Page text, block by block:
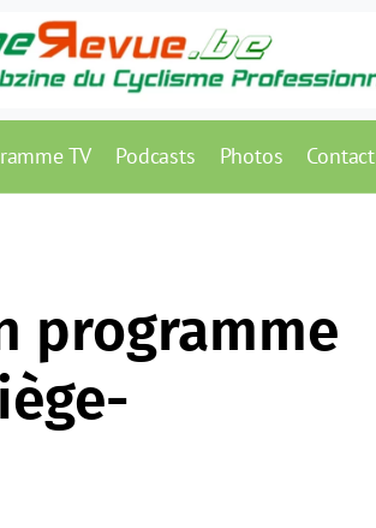
TV Podcasts Photos Contact
programme